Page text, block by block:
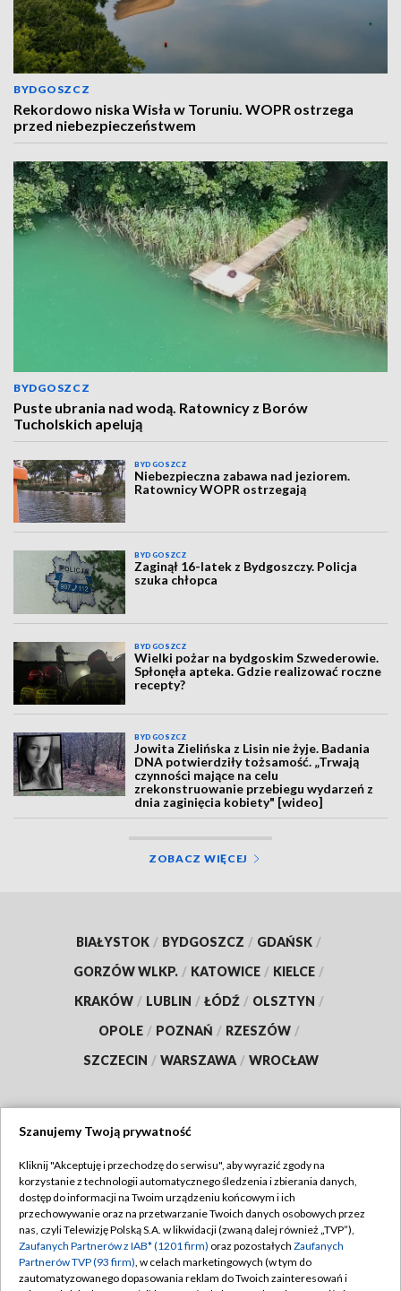
BYDGOSZCZ
Rekordowo niska Wisła w Toruniu. WOPR ostrzega
przed niebezpieczeństwem
BYDGOSZCZ
Puste ubrania nad wodą. Ratownicy z Borów
Tucholskich apelują
BYDGOSZCZ
Niebezpieczna zabawa nad jeziorem.
Ratownicy WOPR ostrzegają
BYDGOSZCZ
Zaginął 16-latek z Bydgoszczy. Policja
szuka chłopca
BYDGOSZCZ
Wielki pożar na bydgoskim Szwederowie.
Spłonęła apteka. Gdzie realizować roczne
recepty?
BYDGOSZCZ
Jowita Zielińska z Lisin nie żyje. Badania
DNA potwierdziły tożsamość. „Trwają
czynności mające na celu
zrekonstruowanie przebiegu wydarzeń z
dnia zaginięcia kobiety" [wideo]
ZOBACZ WIĘCEJ
BIAŁYSTOK / BYDGOSZCZ / GDAŃSK /
GORZÓW WLKP. / KATOWICE / KIELCE /
KRAKÓW / LUBLIN / ŁÓDŹ / OLSZTYN /
OPOLE / POZNAŃ / RZESZÓW /
SZCZECIN / WARSZAWA / WROCŁAW
TVP
Abonament TVP
Emisja w TVP
Centrum informacji TVP
Regulamin TVP
Polityka prywatności
Moje zgody
Szanujemy Twoją prywatność
Kliknij "Akceptuję i przechodzę do serwisu", aby wyrazić zgody na
korzystanie z technologii automatycznego śledzenia i zbierania danych,
dostęp do informacji na Twoim urządzeniu końcowym i ich
przechowywanie oraz na przetwarzanie Twoich danych osobowych przez
nas, czyli Telewizję Polską S.A. w likwidacji (zwaną dalej również „TVP”),
Zaufanych Partnerów z IAB* (1201 firm) oraz pozostałych Zaufanych
Partnerów TVP (93 firm), w celach marketingowych (w tym do
zautomatyzowanego dopasowania reklam do Twoich zainteresowań i